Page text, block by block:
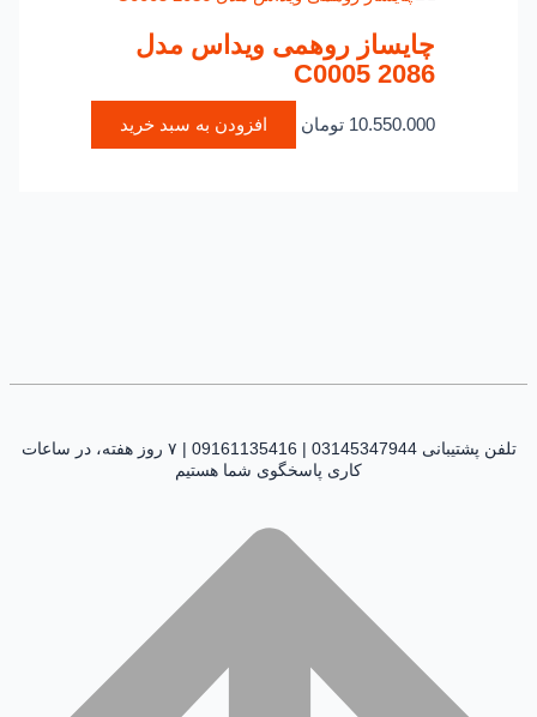
چایساز روهمی ویداس مدل
C0005 2086
10.550.000 تومان افزودن به سبد خرید
تلفن پشتیبانی 03145347944 | 09161135416 | ۷ روز هفته، در ساعات
کاری پاسخگوی شما هستیم